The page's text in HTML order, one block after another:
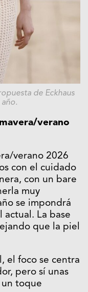
de Eckhaus
verano
verano 2026
con el cuidado
con un bare
muy
se impondrá
actual. La base
que la piel
el foco se centra
pero sí unas
un toque